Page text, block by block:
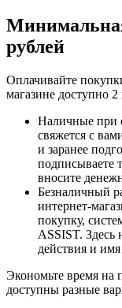
рублей
Оплачивайте
магазине доступно
Наличные при
свяжется с
и заранее
подписываете
вносите
Безналичный
интернет-
покупку,
ASSIST. Здесь
действия и
Экономьте время на
доступны разные